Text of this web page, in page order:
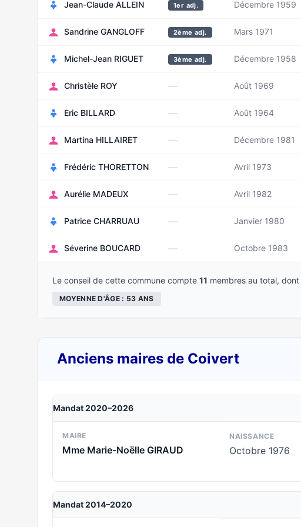
Jean-Claude ALLEIN 1er adj. Décembre 1959
Sandrine GANGLOFF 2ème adj. Mars 1971
Michel-Jean RIGUET 3ème adj. Décembre 1958
Christèle ROY — Août 1969
Eric BILLARD — Août 1964
Martina HILLAIRET — Décembre 1981
Frédéric THORETTON — Avril 1973
Aurélie MADEUX — Avril 1982
Patrice CHARRUAU — Janvier 1980
Séverine BOUCARD — Octobre 1983
Le conseil de cette commune compte 11 membres au total, dont
MOYENNE D'ÂGE : 53 ANS
Anciens maires de Coivert
Mandat 2020–2026
MAIRE
Mme Marie-Noëlle GIRAUD
NAISSANCE
Octobre 1976
Mandat 2014–2020